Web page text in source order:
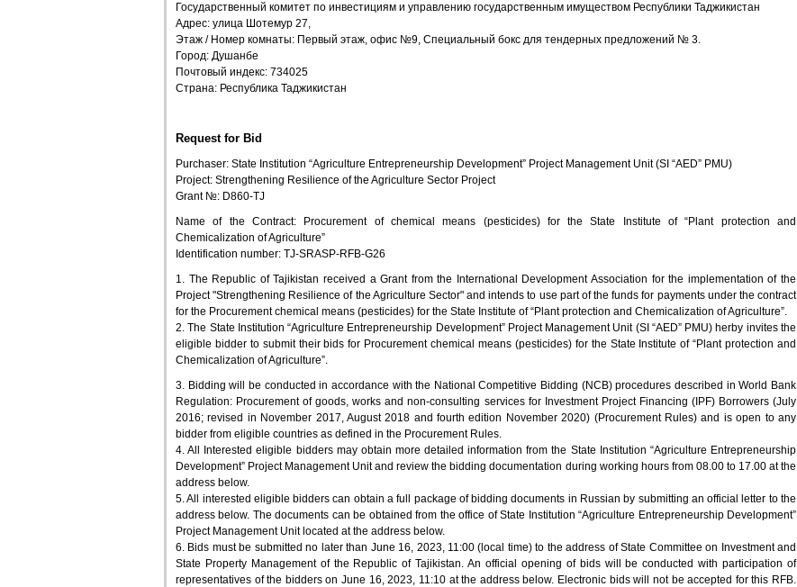
Государственный комитет по инвестициям и управлению государственным имуществом Республики Таджикистан
Адрес: улица Шотемур 27,
Этаж / Номер комнаты: Первый этаж, офис №9, Специальный бокс для тендерных предложений № 3.
Город: Душанбе
Почтовый индекс: 734025
Страна: Республика Таджикистан
Request for Bid
Purchaser: State Institution “Agriculture Entrepreneurship Development” Project Management Unit (SI “AED” PMU)
Project: Strengthening Resilience of the Agriculture Sector Project
Grant №: D860-TJ
Name of the Contract: Procurement of chemical means (pesticides) for the State Institute of “Plant protection and
Chemicalization of Agriculture”
Identification number: TJ-SRASP-RFB-G26
1. The Republic of Tajikistan received a Grant from the International Development Association for the implementation of the
Project "Strengthening Resilience of the Agriculture Sector" and intends to use part of the funds for payments under the contract
for the Procurement chemical means (pesticides) for the State Institute of “Plant protection and Chemicalization of Agriculture”.
2. The State Institution “Agriculture Entrepreneurship Development” Project Management Unit (SI “AED” PMU) herby invites the
eligible bidder to submit their bids for Procurement chemical means (pesticides) for the State Institute of “Plant protection and
Chemicalization of Agriculture”.
3. Bidding will be conducted in accordance with the National Competitive Bidding (NCB) procedures described in World Bank
Regulation: Procurement of goods, works and non-consulting services for Investment Project Financing (IPF) Borrowers (July
2016; revised in November 2017, August 2018 and fourth edition November 2020) (Procurement Rules) and is open to any
bidder from eligible countries as defined in the Procurement Rules.
4. All Interested eligible bidders may obtain more detailed information from the State Institution “Agriculture Entrepreneurship
Development” Project Management Unit and review the bidding documentation during working hours from 08.00 to 17.00 at the
address below.
5. All interested eligible bidders can obtain a full package of bidding documents in Russian by submitting an official letter to the
address below. The documents can be obtained from the office of State Institution “Agriculture Entrepreneurship Development”
Project Management Unit located at the address below.
6. Bids must be submitted no later than June 16, 2023, 11:00 (local time) to the address of State Committee on Investment and
State Property Management of the Republic of Tajikistan. An official opening of bids will be conducted with participation of
representatives of the bidders on June 16, 2023, 11:10 at the address below. Electronic bids will not be accepted for this RFB.